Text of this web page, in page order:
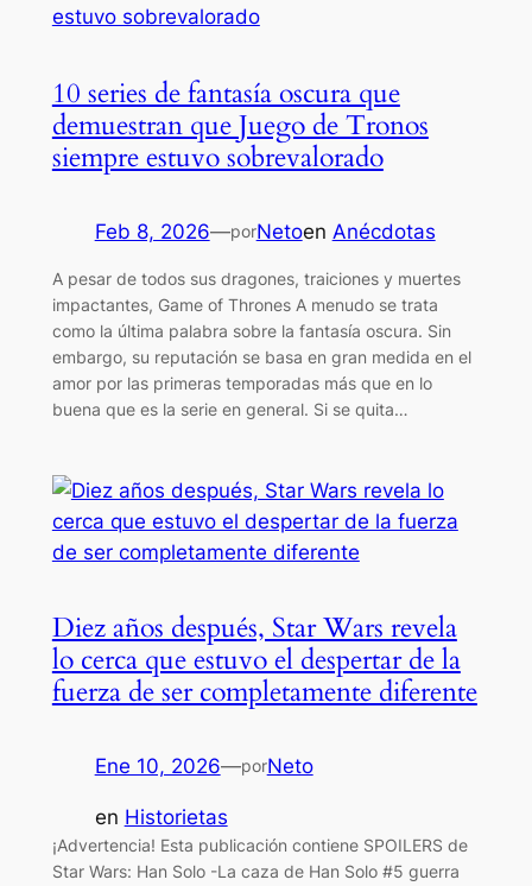
10 series de fantasía oscura que
demuestran que Juego de Tronos
siempre estuvo sobrevalorado
Feb 8, 2026—porNetoen Anécdotas
A pesar de todos sus dragones, traiciones y muertes
impactantes, Game of Thrones A menudo se trata
como la última palabra sobre la fantasía oscura. Sin
embargo, su reputación se basa en gran medida en el
amor por las primeras temporadas más que en lo
buena que es la serie en general. Si se quita…
Diez años después, Star Wars revela
lo cerca que estuvo el despertar de la
fuerza de ser completamente diferente
Ene 10, 2026—porNeto
en Historietas
¡Advertencia! Esta publicación contiene SPOILERS de
Star Wars: Han Solo -La caza de Han Solo #5 guerra